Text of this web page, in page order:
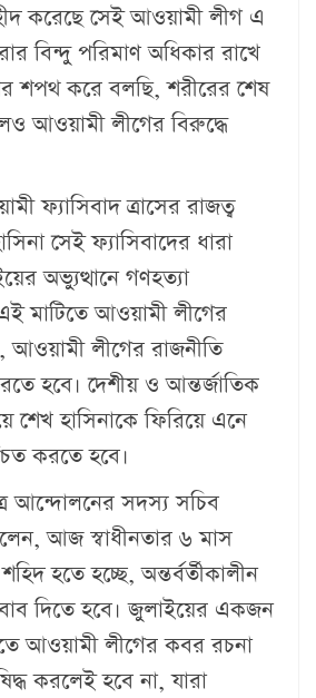
করেছে সেই আওয়ামী লীগ এ
বিন্দু পরিমাণ অধিকার রাখে
শপথ করে বলছি, শরীরের শেষ
আওয়ামী লীগের বিরুদ্ধে
ফ্যাসিবাদ ত্রাসের রাজত্ব
সেই ফ্যাসিবাদের ধারা
অভ্যুত্থানে গণহত্যা
মাটিতে আওয়ামী লীগের
আওয়ামী লীগের রাজনীতি
হবে। দেশীয় ও আন্তর্জাতিক
শেখ হাসিনাকে ফিরিয়ে এনে
করতে হবে।
আন্দোলনের সদস্য সচিব
আজ স্বাধীনতার ৬ মাস
হতে হচ্ছে, অন্তর্বর্তীকালীন
দিতে হবে। জুলাইয়ের একজন
আওয়ামী লীগের কবর রচনা
করলেই হবে না, যারা